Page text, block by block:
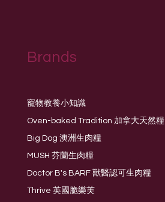
Brands
寵物教養小知識
Oven-baked Tradition 加拿大天然糧
Big Dog 澳洲生肉糧
MUSH 芬蘭生肉糧
Doctor B's BARF 獸醫認可生肉糧
Thrive 英國脆樂芙